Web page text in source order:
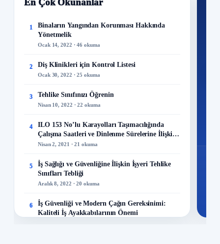
En Çok Okunanlar
1
Binaların Yangından Korunması Hakkında
Yönetmelik
Ocak 14, 2022 · 46 okuma
2 Diş Klinikleri için Kontrol Listesi
Ocak 30, 2022 · 25 okuma
3 Tehlike Sınıfınızı Öğrenin
Nisan 10, 2022 · 22 okuma
4
ILO 153 No’lu Karayolları Taşımacılığında
Çalışma Saatleri ve Dinlenme Sürelerine İlişkin
Sözleşme
Nisan 2, 2021 · 21 okuma
5
İş Sağlığı ve Güvenliğine İlişkin İşyeri Tehlike
Sınıfları Tebliği
Aralık 8, 2022 · 20 okuma
6
İş Güvenliği ve Modern Çağın Gereksinimi:
Kaliteli İş Ayakkabılarının Önemi